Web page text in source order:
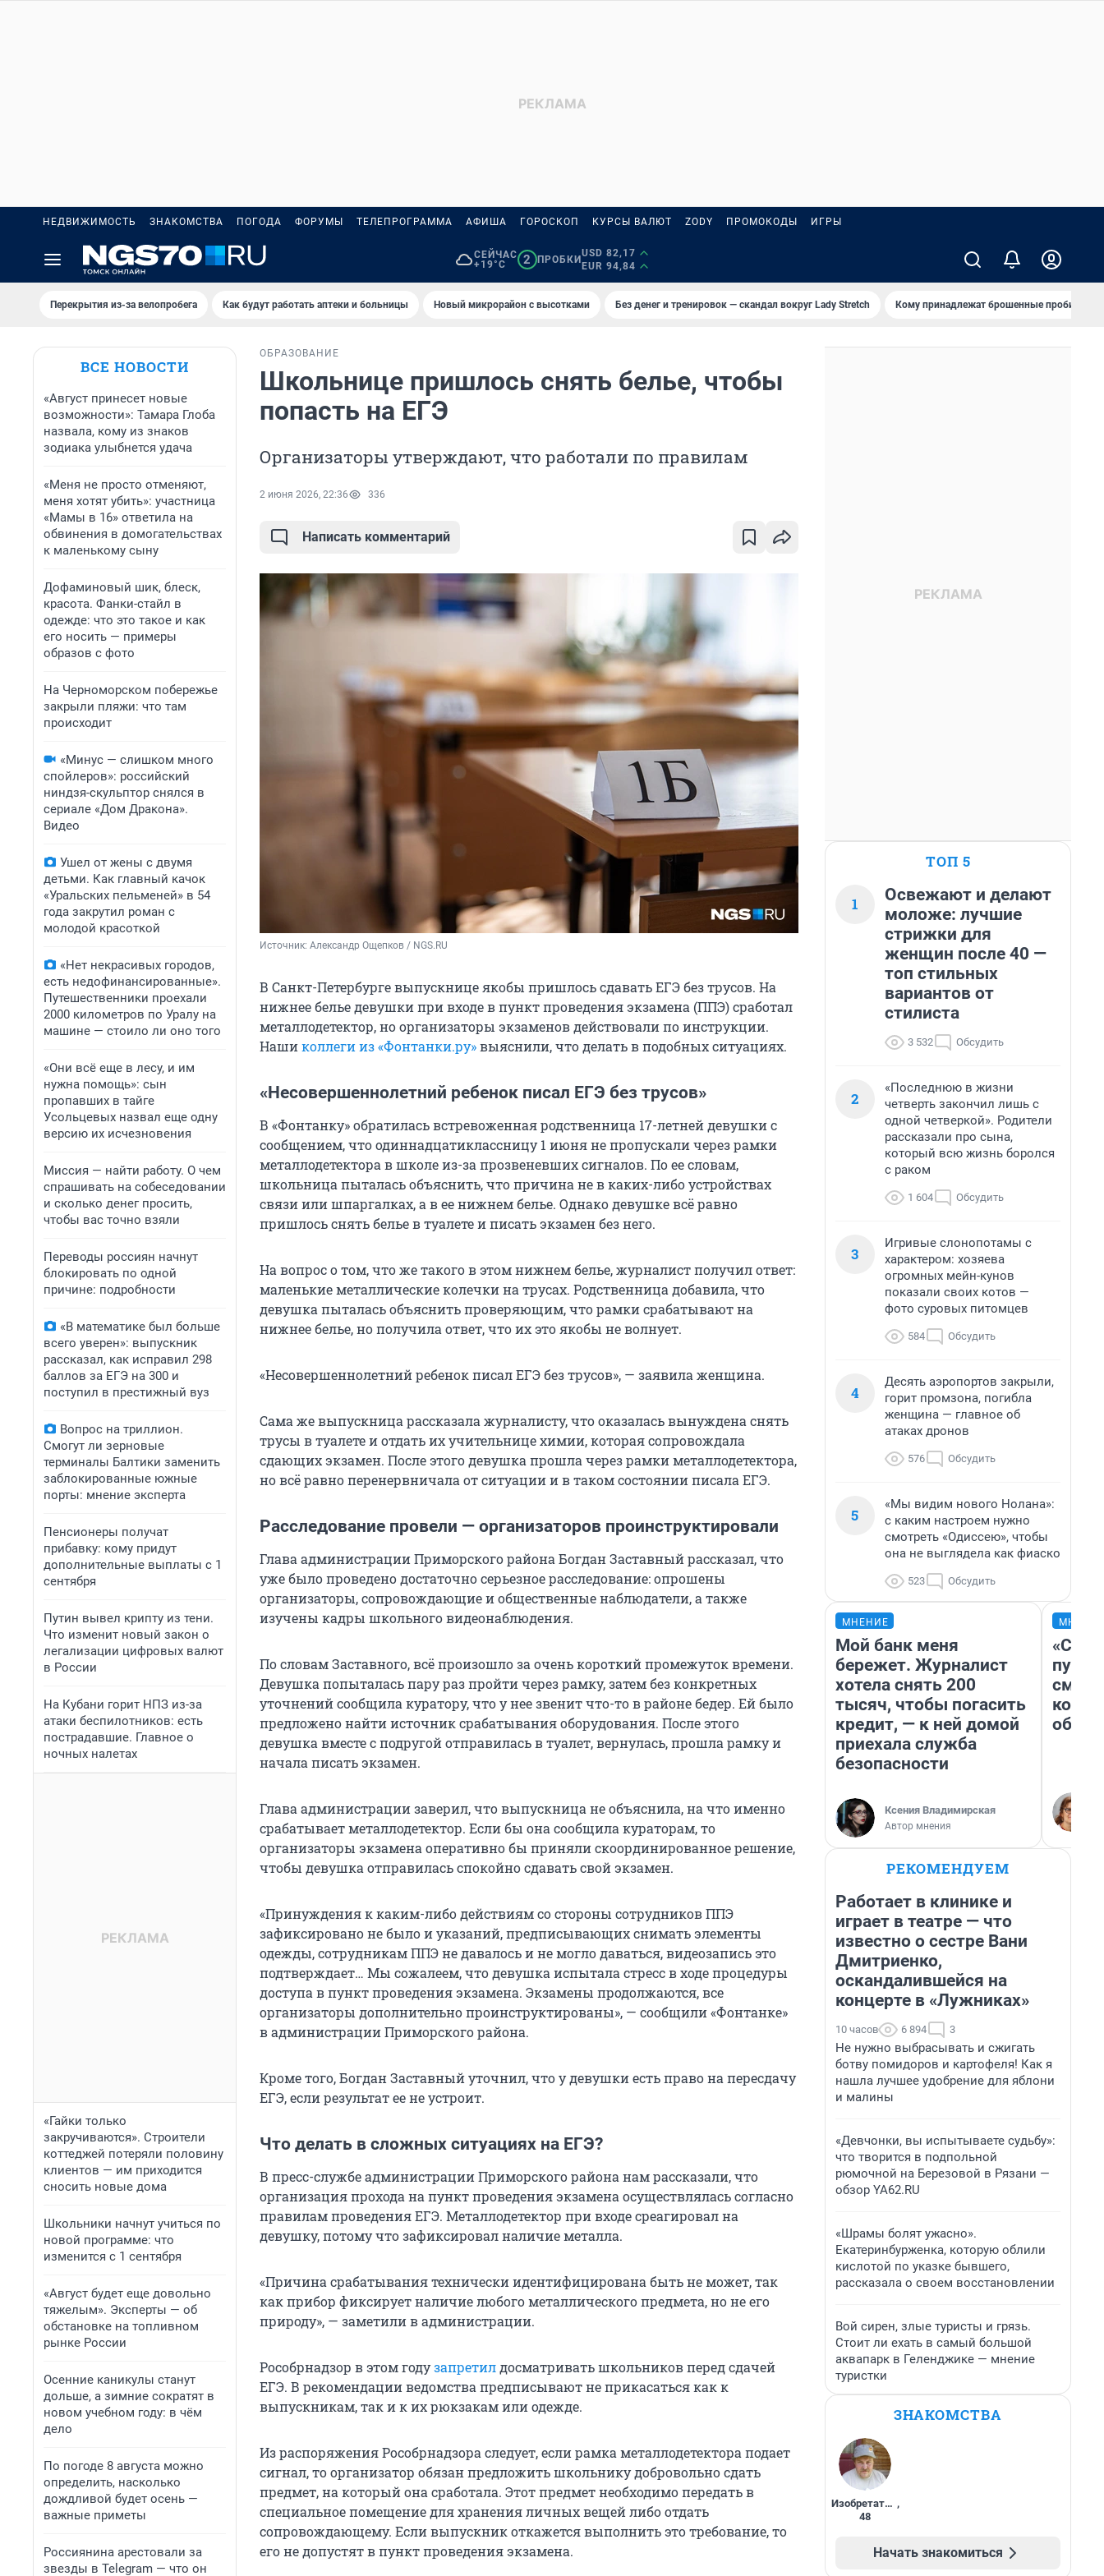
НЕДВИЖИМОСТЬ ЗНАКОМСТВА ПОГОДА ФОРУМЫ ТЕЛЕПРОГРАММА АФИША ГОРОСКОП КУРСЫ ВАЛЮТ ZODY ПРОМОКОДЫ ИГРЫ
СЕЙЧАС
+19°C
2 ПРОБКИ
USD 82,17
EUR 94,84
Перекрытия из-за велопробега Как будут работать аптеки и больницы Новый микрорайон с высотками Без денег и тренировок — скандал вокруг Lady Stretch Кому принадлежат брошенные пробирки?
ВСЕ НОВОСТИ
«Август принесет новые
возможности»: Тамара Глоба
назвала, кому из знаков
зодиака улыбнется удача
«Меня не просто отменяют,
меня хотят убить»: участница
«Мамы в 16» ответила на
обвинения в домогательствах
к маленькому сыну
Дофаминовый шик, блеск,
красота. Фанки-стайл в
одежде: что это такое и как
его носить — примеры
образов с фото
На Черноморском побережье
закрыли пляжи: что там
происходит
«Минус — слишком много
спойлеров»: российский
ниндзя-скульптор снялся в
сериале «Дом Дракона».
Видео
Ушел от жены с двумя
детьми. Как главный качок
«Уральских пельменей» в 54
года закрутил роман с
молодой красоткой
«Нет некрасивых городов,
есть недофинансированные».
Путешественники проехали
2000 километров по Уралу на
машине — стоило ли оно того
«Они всё еще в лесу, и им
нужна помощь»: сын
пропавших в тайге
Усольцевых назвал еще одну
версию их исчезновения
Миссия — найти работу. О чем
спрашивать на собеседовании
и сколько денег просить,
чтобы вас точно взяли
Переводы россиян начнут
блокировать по одной
причине: подробности
«В математике был больше
всего уверен»: выпускник
рассказал, как исправил 298
баллов за ЕГЭ на 300 и
поступил в престижный вуз
Вопрос на триллион.
Смогут ли зерновые
терминалы Балтики заменить
заблокированные южные
порты: мнение эксперта
Пенсионеры получат
прибавку: кому придут
дополнительные выплаты с 1
сентября
Путин вывел крипту из тени.
Что изменит новый закон о
легализации цифровых валют
в России
На Кубани горит НПЗ из-за
атаки беспилотников: есть
пострадавшие. Главное о
ночных налетах
«Гайки только
закручиваются». Строители
коттеджей потеряли половину
клиентов — им приходится
сносить новые дома
Школьники начнут учиться по
новой программе: что
изменится с 1 сентября
«Август будет еще довольно
тяжелым». Эксперты — об
обстановке на топливном
рынке России
Осенние каникулы станут
дольше, а зимние сократят в
новом учебном году: в чём
дело
По погоде 8 августа можно
определить, насколько
дождливой будет осень —
важные приметы
Россиянина арестовали за
звезды в Telegram — что он
ОБРАЗОВАНИЕ
Школьнице пришлось снять белье, чтобы
попасть на ЕГЭ
Организаторы утверждают, что работали по правилам
2 июня 2026, 22:36 336
Написать комментарий
Источник: Александр Ощепков / NGS.RU
В Санкт-Петербурге выпускнице якобы пришлось сдавать ЕГЭ без трусов. На
нижнее белье девушки при входе в пункт проведения экзамена (ППЭ) сработал
металлодетектор, но организаторы экзаменов действовали по инструкции.
Нашиколлеги из«Фонтанки.ру»выяснили, что делать в подобных ситуациях.
«Несовершеннолетний ребенок писал ЕГЭ без трусов»
В «Фонтанку» обратилась встревоженная родственница 17-летней девушки с
сообщением, что одиннадцатиклассницу 1 июня не пропускали через рамки
металлодетектора в школе из-за прозвеневших сигналов. По ее словам,
школьница пыталась объяснить, что причина не в каких-либо устройствах
связи или шпаргалках, а в ее нижнем белье. Однако девушке всё равно
пришлось снять белье в туалете и писать экзамен без него.
На вопрос о том, что же такого в этом нижнем белье, журналист получил ответ:
маленькие металлические колечки на трусах. Родственница добавила, что
девушка пыталась объяснить проверяющим, что рамки срабатывают на
нижнее белье, но получила ответ, что их это якобы не волнует.
«Несовершеннолетний ребенок писал ЕГЭ без трусов», — заявила женщина.
Сама же выпускница рассказала журналисту, что оказалась вынуждена снять
трусы в туалете и отдать их учительнице химии, которая сопровождала
сдающих экзамен. После этого девушка прошла через рамки металлодетектора,
но всё равно перенервничала от ситуации и в таком состоянии писала ЕГЭ.
Расследование провели — организаторов проинструктировали
Глава администрации Приморского района Богдан Заставный рассказал, что
уже было проведено достаточно серьезное расследование: опрошены
организаторы, сопровождающие и общественные наблюдатели, а также
изучены кадры школьного видеонаблюдения.
По словам Заставного, всё произошло за очень короткий промежуток времени.
Девушка попыталась пару раз пройти через рамку, затем без конкретных
уточнений сообщила куратору, что у нее звенит что-то в районе бедер. Ей было
предложено найти источник срабатывания оборудования. После этого
девушка вместе с подругой отправилась в туалет, вернулась, прошла рамку и
начала писать экзамен.
Глава администрации заверил, что выпускница не объяснила, на что именно
срабатывает металлодетектор. Если бы она сообщила кураторам, то
организаторы экзамена оперативно бы приняли скоординированное решение,
чтобы девушка отправилась спокойно сдавать свой экзамен.
«Принуждения к каким-либо действиям со стороны сотрудников ППЭ
зафиксировано не было и указаний, предписывающих снимать элементы
одежды, сотрудникам ППЭ не давалось и не могло даваться, видеозапись это
подтверждает… Мы сожалеем, что девушка испытала стресс в ходе процедуры
доступа в пункт проведения экзамена. Экзамены продолжаются, все
организаторы дополнительно проинструктированы», — сообщили «Фонтанке»
в администрации Приморского района.
Кроме того, Богдан Заставный уточнил, что у девушки есть право на пересдачу
ЕГЭ, если результат ее не устроит.
Что делать в сложных ситуациях на ЕГЭ?
В пресс-службе администрации Приморского района нам рассказали, что
организация прохода на пункт проведения экзамена осуществлялась согласно
правилам проведения ЕГЭ. Металлодетектор при входе среагировал на
девушку, потому что зафиксировал наличие металла.
«Причина срабатывания технически идентифицирована быть не может, так
как прибор фиксирует наличие любого металлического предмета, но не его
природу», — заметили в администрации.
Рособрнадзор в этом годузапретилдосматривать школьников перед сдачей
ЕГЭ. В рекомендации ведомства предписывают не прикасаться как к
выпускникам, так и к их рюкзакам или одежде.
Из распоряжения Рособрнадзора следует, если рамка металлодетектора подает
сигнал, то организатор обязан предложить школьнику добровольно сдать
предмет, на который она сработала. Этот предмет необходимо передать в
специальное помещение для хранения личных вещей либо отдать
сопровождающему. Если выпускник откажется выполнить это требование, то
его не допустят в пункт проведения экзамена.
ТОП 5
1
Освежают и делают
моложе: лучшие
стрижки для
женщин после 40 —
топ стильных
вариантов от
стилиста
3 532 Обсудить
2
«Последнюю в жизни
четверть закончил лишь с
одной четверкой». Родители
рассказали про сына,
который всю жизнь боролся
с раком
1 604 Обсудить
3
Игривые слонопотамы с
характером: хозяева
огромных мейн-кунов
показали своих котов —
фото суровых питомцев
584 Обсудить
4
Десять аэропортов закрыли,
горит промзона, погибла
женщина — главное об
атаках дронов
576 Обсудить
5
«Мы видим нового Нолана»:
с каким настроем нужно
смотреть «Одиссею», чтобы
она не выглядела как фиаско
523 Обсудить
МНЕНИЕ
Мой банк меня
бережет. Журналист
хотела снять 200
тысяч, чтобы погасить
кредит, — к ней домой
приехала служба
безопасности
Ксения Владимирская
Автор мнения
РЕКОМЕНДУЕМ
Работает в клинике и
играет в театре — что
известно о сестре Вани
Дмитриенко,
оскандалившейся на
концерте в «Лужниках»
10 часов 6 894 3
Не нужно выбрасывать и сжигать
ботву помидоров и картофеля! Как я
нашла лучшее удобрение для яблони
и малины
«Девчонки, вы испытываете судьбу»:
что творится в подпольной
рюмочной на Березовой в Рязани —
обзор YA62.RU
«Шрамы болят ужасно».
Екатеринбурженка, которую облили
кислотой по указке бывшего,
рассказала о своем восстановлении
Вой сирен, злые туристы и грязь.
Стоит ли ехать в самый большой
аквапарк в Геленджике — мнение
туристки
ЗНАКОМСТВА
Изобретатель ,
48
Начать знакомиться